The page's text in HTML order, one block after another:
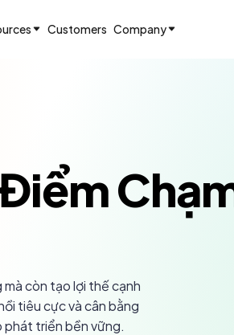
Customers Company
mà còn tạo lợi thế cạnh
tiêu cực và cân bằng
phát triển bền vững.